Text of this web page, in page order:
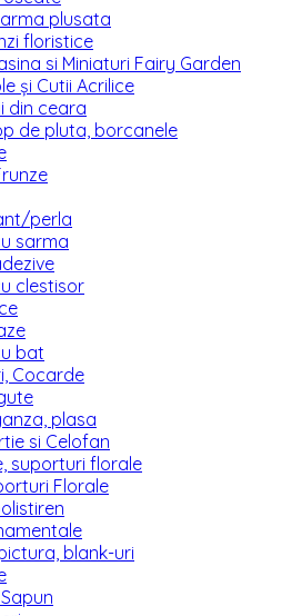
plusata
floristice
si Miniaturi Fairy Garden
și Cutii Acrilice
din ceara
de pluta, borcanele
perla
sarma
clestisor
bat
Cocarde
plasa
si Celofan
suporturi florale
Florale
blank-uri